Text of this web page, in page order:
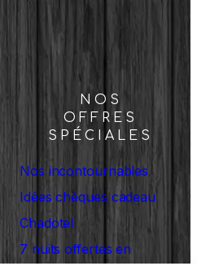
NOS
OFFRES
SPÉCIALES
Nos incontournables
Idées chèques cadeau
Chadotel
7 nuits offertes en